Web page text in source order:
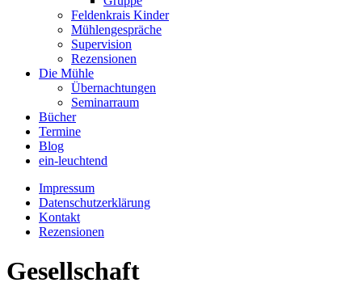
Feldenkrais Kinder
Mühlengespräche
Supervision
Rezensionen
Die Mühle
Übernachtungen
Seminarraum
Bücher
Termine
Blog
ein-leuchtend
Impressum
Datenschutzerklärung
Kontakt
Rezensionen
Gesellschaft